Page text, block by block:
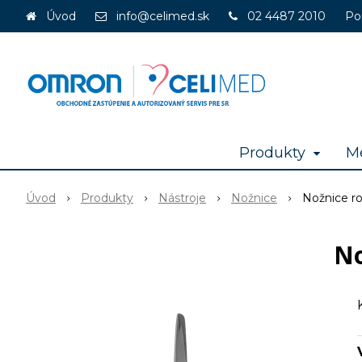
Úvod info@celimed.sk 02 4487 2010
Produkty
Úvod Produkty Nástroje Nožnice Nožnice